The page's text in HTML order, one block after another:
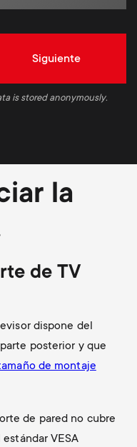
Siguiente
is stored anonymously.
la
de TV
dispone del
posterior y que
de montaje
de pared no cubre
VESA